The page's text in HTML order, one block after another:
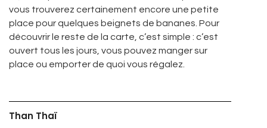
vous trouverez certainement encore une petite
place pour quelques beignets de bananes. Pour
découvrir le reste de la carte, c’est simple : c’est
ouvert tous les jours, vous pouvez manger sur
place ou emporter de quoi vous régalez.
Than Thaï